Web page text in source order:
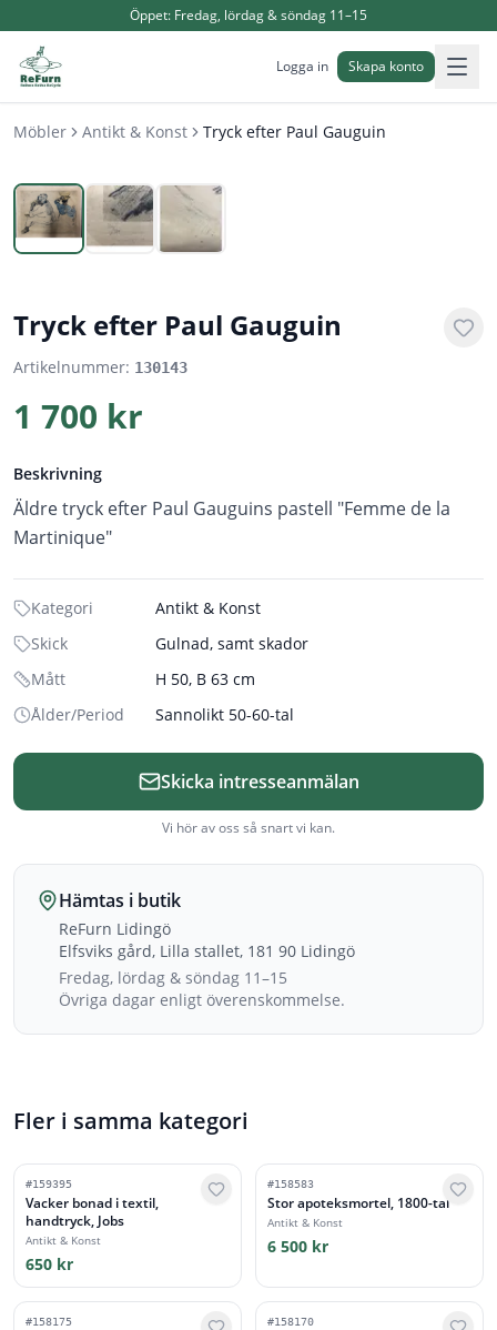
Öppet: Fredag, lördag & söndag 11–15
Logga in Skapa konto
Möbler Antikt & Konst Tryck efter Paul Gauguin
Tryck efter Paul Gauguin
Artikelnummer: 130143
1 700 kr
Beskrivning
Äldre tryck efter Paul Gauguins pastell "Femme de la
Martinique"
Kategori
Antikt & Konst
Skick
Gulnad, samt skador
Mått
H 50, B 63 cm
Ålder/Period
Sannolikt 50-60-tal
Skicka intresseanmälan
Vi hör av oss så snart vi kan.
Hämtas i butik
ReFurn Lidingö
Elfsviks gård, Lilla stallet, 181 90 Lidingö
Fredag, lördag & söndag 11–15
Övriga dagar enligt överenskommelse.
Fler i samma kategori
#159395
Vacker bonad i textil,
handtryck, Jobs
Antikt & Konst
650 kr
#158583
Stor apoteksmortel, 1800-tal
Antikt & Konst
6 500 kr
#158175 #158170